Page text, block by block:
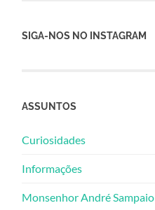
SIGA-NOS NO INSTAGRAM
ASSUNTOS
Curiosidades
Informações
Monsenhor André Sampaio